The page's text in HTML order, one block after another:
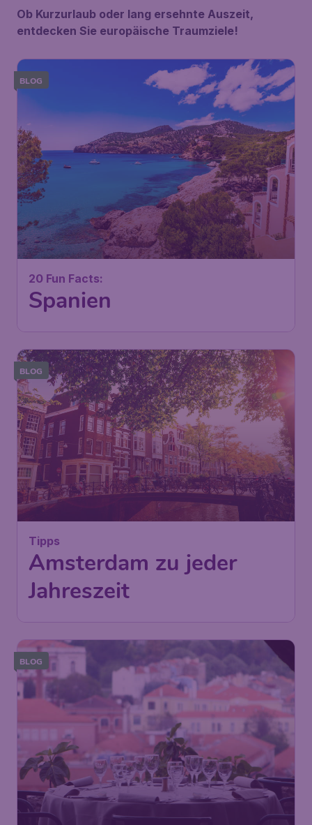
Ob Kurzurlaub oder lang ersehnte Auszeit,
entdecken Sie europäische Traumziele!
BLOG
20 Fun Facts:
Spanien
BLOG
Tipps
Amsterdam zu jeder
Jahreszeit
BLOG